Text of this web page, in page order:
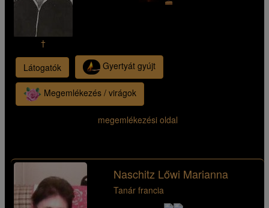
†
Látogatók Gyertyát gyújt
Megemlékezés / virágok
megemlékezési oldal
Naschitz Lőwi Marianna
Tanár francia